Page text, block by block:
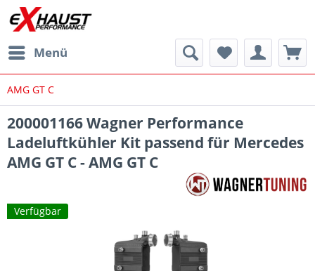
Menü
AMG GT C
200001166 Wagner Performance
Ladeluftkühler Kit passend für Mercedes
AMG GT C - AMG GT C
Verfügbar